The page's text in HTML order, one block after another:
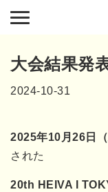
大会結果発
2024-10-31
2025年10月26日
された
20th HEIVA I